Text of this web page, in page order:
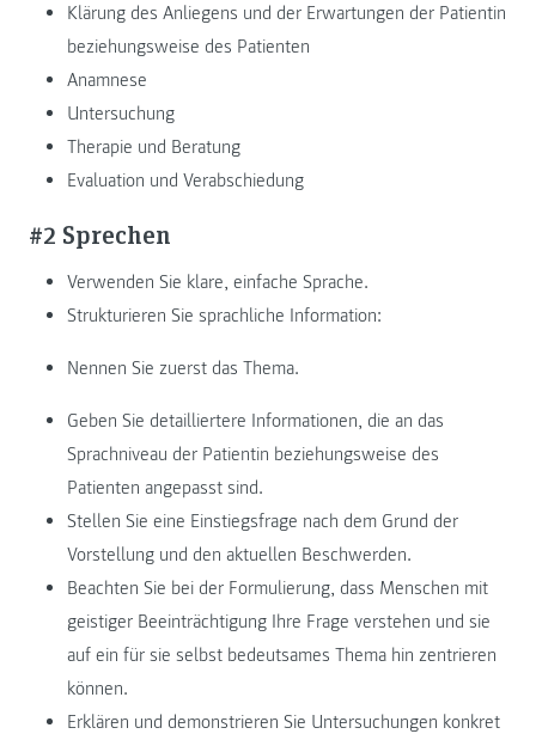
Klärung des Anliegens und der Erwartungen der Patientin
beziehungsweise des Patienten
Anamnese
Untersuchung
Therapie und Beratung
Evaluation und Verabschiedung
#2 Sprechen
Verwenden Sie klare, einfache Sprache.
Strukturieren Sie sprachliche Information:
Nennen Sie zuerst das Thema.
Geben Sie detailliertere Informationen, die an das
Sprachniveau der Patientin beziehungsweise des
Patienten angepasst sind.
Stellen Sie eine Einstiegsfrage nach dem Grund der
Vorstellung und den aktuellen Beschwerden.
Beachten Sie bei der Formulierung, dass Menschen mit
geistiger Beeinträchtigung Ihre Frage verstehen und sie
auf ein für sie selbst bedeutsames Thema hin zentrieren
können.
Erklären und demonstrieren Sie Untersuchungen konkret